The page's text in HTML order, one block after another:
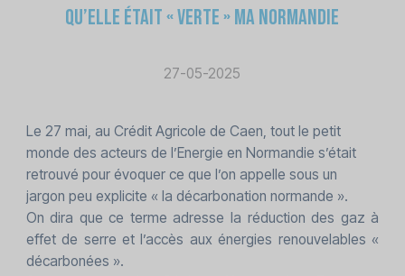
Qu’elle était « verte » ma Normandie
27-05-2025
Le 27 mai, au Crédit Agricole de Caen, tout le petit
monde des acteurs de l’Energie en Normandie s’était
retrouvé pour évoquer ce que l’on appelle sous un
jargon peu explicite « la décarbonation normande ».
On dira que ce terme adresse la réduction des gaz à
effet de serre et l’accès aux énergies renouvelables «
décarbonées ».